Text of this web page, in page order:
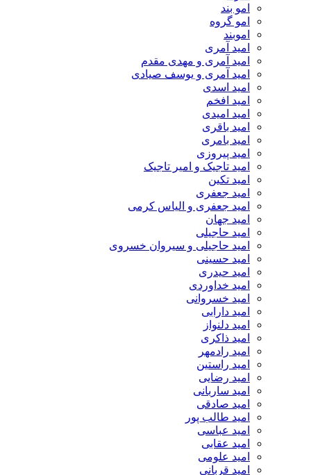
امو بند
امو گروه
اموبند
امید آمری
امید آمری و مهدی مقدم
امید آمری و یوسف صیادی
امید اسدی
امید افخم
امید امیدی
امید باقری
امید بامری
امید پیروزی
امید تاجیک و امیر تاجیک
امید تکین
امید جعفری
امید جعفری و الیاس کرمی
امید جهان
امید حاجیلی
امید حاجیلی و سیروان خسروی
امید حسینی
امید حیدری
امید خداوردی
امید خسروانی
امید دارابی
امید دلنواز
امید ذاکری
امید رادمهر
امید راستین
امید رضایی
امید ساربانی
امید صادقی
امید طالب پور
امید عباسی
امید عقابی
امید علومی
امید قربانی